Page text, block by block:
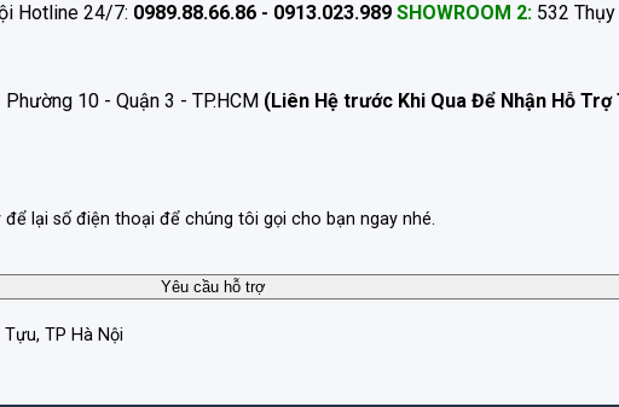
Hotline 24/7: 0989.88.66.86 - 0913.023.989 SHOWROOM 2: 532
10 - Quận 3 - TP.HCM (Liên Hệ trước Khi Qua Để Nhận Hỗ
để lại số điện thoại để chúng tôi gọi cho bạn ngay nhé.
TP Hà Nội